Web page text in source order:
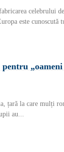
celebrului
este cunoscută
„oameni
țară la care mulți
au...